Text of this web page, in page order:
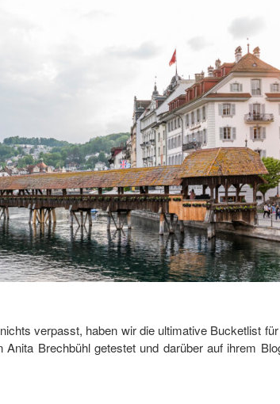
verpasst, haben wir die ultimative Bucketlist
Brechbühl getestet und darüber auf ihrem